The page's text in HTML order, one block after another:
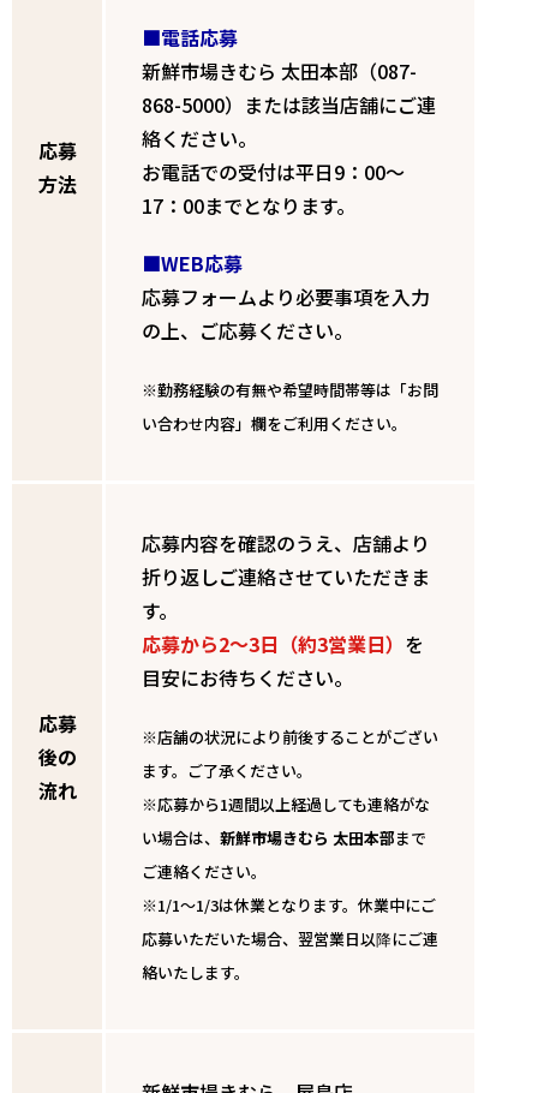
応募
方法
■電話応募
新鮮市場きむら 太田本部（087-
868-5000）または該当店舗にご連
絡ください。
お電話での受付は平日9：00～
17：00までとなります。
■WEB応募
応募フォームより必要事項を入力
の上、ご応募ください。
※勤務経験の有無や希望時間帯等は「お問
い合わせ内容」欄をご利用ください。
応募
後の
流れ
応募内容を確認のうえ、店舗より
折り返しご連絡させていただきま
す。
応募から2～3日（約3営業日） を
目安にお待ちください。
※店舗の状況により前後することがござい
ます。ご了承ください。
※応募から1週間以上経過しても連絡がな
い場合は、 新鮮市場きむら 太田本部まで
ご連絡ください。
※1/1～1/3は休業となります。休業中にご
応募いただいた場合、翌営業日以降にご連
絡いたします。